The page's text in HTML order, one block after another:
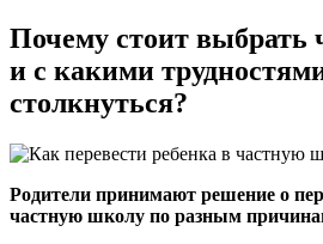
Почему стоит выбрать
и с какими
столкнуться?
Родители принимают решение о
частную школу по разным